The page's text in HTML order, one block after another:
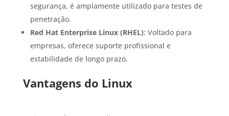
segurança, é amplamente utilizado para testes de
penetração.
Red Hat Enterprise Linux (RHEL): Voltado para
empresas, oferece suporte profissional e
estabilidade de longo prazo.
Vantagens do Linux